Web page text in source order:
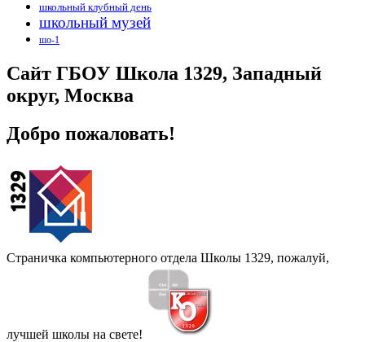
школьный клубный день
школьный музей
шо-1
Сайт ГБОУ Школа 1329, Западный
округ, Москва
Добро пожаловать!
Страничка компьютерного отдела Школы 1329, пожалуй,
лучшей школы на свете!